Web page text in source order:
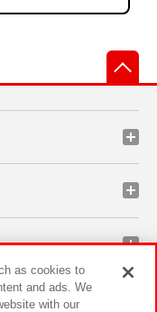
as cookies to
and ads. We
with our